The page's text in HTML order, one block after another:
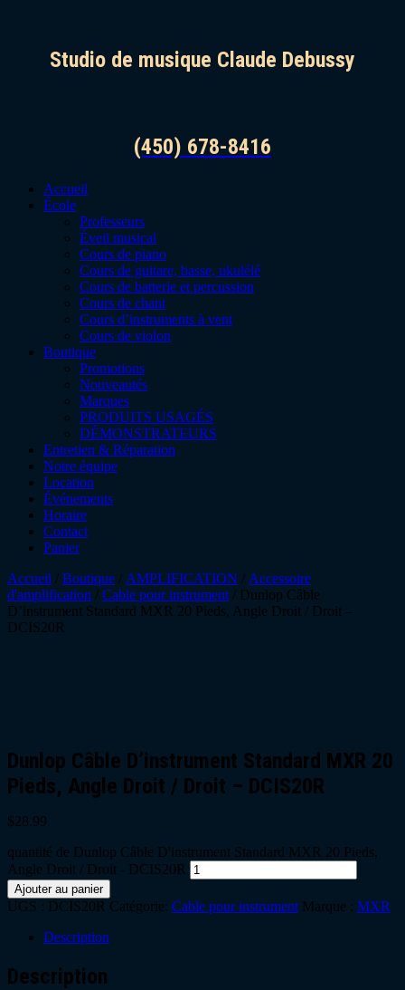
Studio de musique Claude Debussy
(450) 678-8416
Accueil
École
Professeurs
Éveil musical
Cours de piano
Cours de guitare, basse, ukulélé
Cours de batterie et percussion
Cours de chant
Cours d’instruments à vent
Cours de violon
Boutique
Promotions
Nouveautés
Marques
PRODUITS USAGÉS
DÉMONSTRATEURS
Entretien & Réparation
Notre équipe
Location
Événements
Horaire
Contact
Panier
Accueil / Boutique / AMPLIFICATION / Accessoire
d'amplification / Cable pour instrument / Dunlop Câble
D’instrument Standard MXR 20 Pieds, Angle Droit / Droit –
DCIS20R
Dunlop Câble D’instrument Standard MXR 20
Pieds, Angle Droit / Droit – DCIS20R
$28.99
quantité de Dunlop Câble D'instrument Standard MXR 20 Pieds,
Angle Droit / Droit - DCIS20R
Ajouter au panier
UGS : DCIS20R Catégorie: Cable pour instrument Marque : MXR
Description
Description